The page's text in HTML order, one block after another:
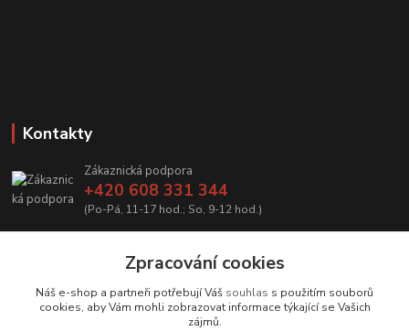
Kontakty
Zákaznická podpora
+420 608 331 344
(Po-Pá, 11-17 hod.; So, 9-12 hod.)
Zpracování cookies
Náš e-shop a partneři potřebují Váš souhlas s použitím souborů
cookies, aby Vám mohli zobrazovat informace týkající se Vašich
zájmů.